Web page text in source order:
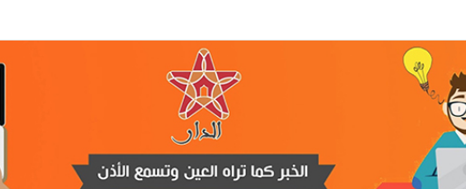
مضللة بشأن الهجرة السرية تجر صاحبتها إلى البحث القضائي